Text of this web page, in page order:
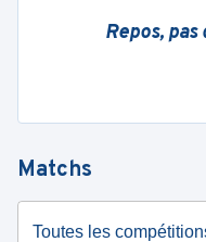
Repos,
Matchs
Toutes les